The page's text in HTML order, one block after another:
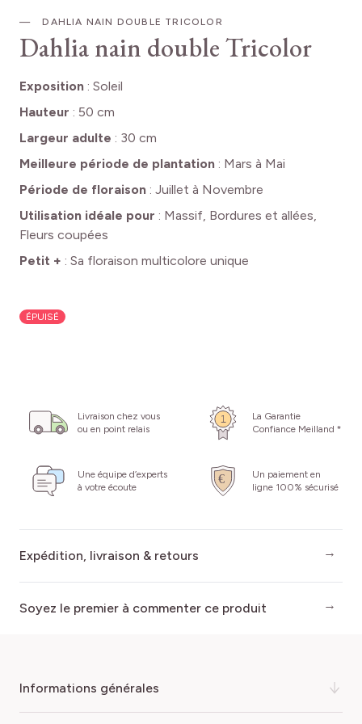
DAHLIA NAIN DOUBLE TRICOLOR
Dahlia nain double Tricolor
Exposition : Soleil
Hauteur : 50 cm
Largeur adulte : 30 cm
Meilleure période de plantation : Mars à Mai
Période de floraison : Juillet à Novembre
Utilisation idéale pour : Massif, Bordures et allées,
Fleurs coupées
Petit + : Sa floraison multicolore unique
ÉPUISÉ
Livraison chez vous
ou en point relais
La Garantie
Confiance Meilland *
Une équipe d’experts
à votre écoute
Un paiement en
ligne 100% sécurisé
Expédition, livraison & retours
Soyez le premier à commenter ce produit
informations générales